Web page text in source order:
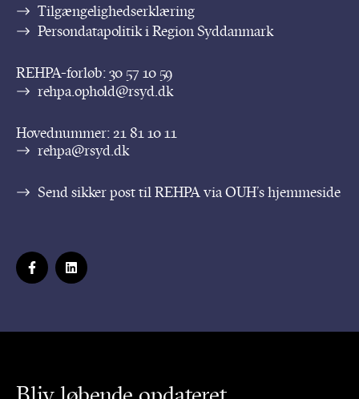
Tilgængelighedserklæring
Persondatapolitik i Region Syddanmark
REHPA-forløb:30 57 10 59
rehpa.ophold@rsyd.dk
Hovednummer:21 81 10 11
rehpa@rsyd.dk
Send sikker post til REHPA via OUH’s hjemmeside